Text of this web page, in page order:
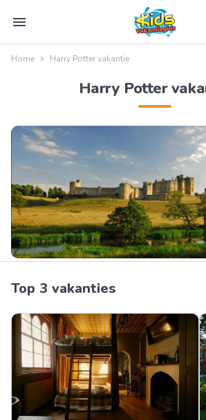
menu
Home Harry Potter vakantie
Harry Potter
Top 3 vakanties